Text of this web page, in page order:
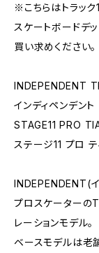
※こちらはトラック
スケートボードデ
買い求めください。
INDEPENDENT
インディペンデント
STAGE11 PRO
ステージ11 プロ テ
INDEPENDENT(イ
プロスケーターの
レーションモデル。
ベースモデルは老